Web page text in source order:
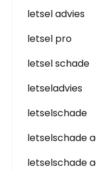
letsel advies
letsel pro
letsel schade
letseladvies
letselschade
letselschade
letselschade